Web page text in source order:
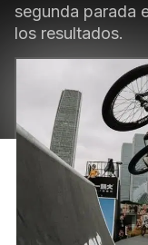
segunda parada
los resultados.